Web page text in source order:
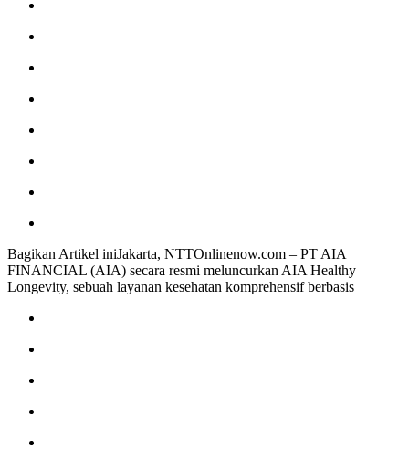
Bagikan Artikel iniJakarta, NTTOnlinenow.com – PT AIA
FINANCIAL (AIA) secara resmi meluncurkan AIA Healthy
Longevity, sebuah layanan kesehatan komprehensif berbasis